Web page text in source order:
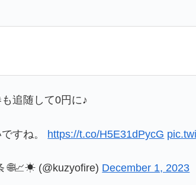
追随して0円に♪
すね。 https://t.co/H5E31dPycG
🌐📈☀ (@kuzyofire) December 1, 2023